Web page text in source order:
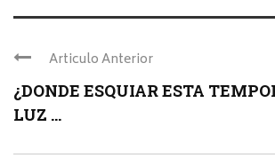
Articulo Anterior
¿DONDE ESQUIAR ESTA
LUZ ...